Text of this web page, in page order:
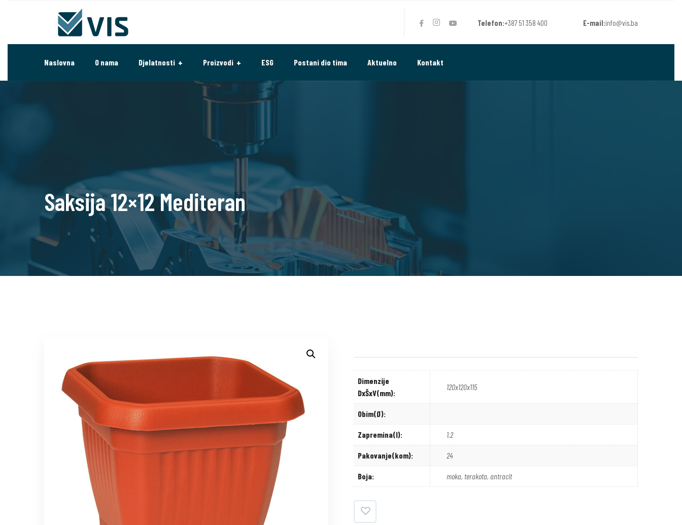
Telefon:+387 51 358 400 E-mail:info@vis.ba
Naslovna O nama Djelatnosti Proizvodi ESG Postani dio tima Aktuelno Kontakt
Saksija 12×12 Mediteran
Dimenzije
DxŠxV(mm):
120x120x115
Obim(Ø):
Zapremina(l): 1.2
Pakovanje(kom): 24
Boja: moka, terakota, antracit